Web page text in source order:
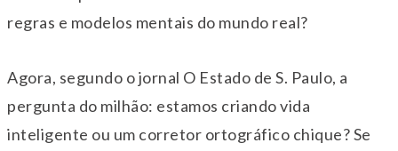
regras e modelos mentais do mundo real?
Agora, segundo o jornal O Estado de S. Paulo, a
pergunta do milhão: estamos criando vida
inteligente ou um corretor ortográfico chique? Se